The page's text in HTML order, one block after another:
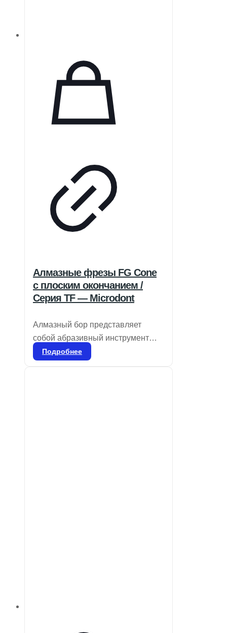
Алмазные фрезы FG Cone
с плоским окончанием /
Серия TF — Microdont
Алмазный бор представляет
собой абразивный инструмент
для стоматологического
Подробнее